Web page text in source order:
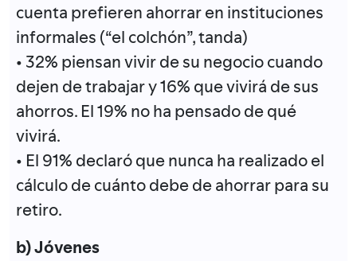
cuenta prefieren ahorrar en instituciones
informales (“el colchón”, tanda)
• 32% piensan vivir de su negocio cuando
dejen de trabajar y 16% que vivirá de sus
ahorros. El 19% no ha pensado de qué
vivirá.
• El 91% declaró que nunca ha realizado el
cálculo de cuánto debe de ahorrar para su
retiro.
b) Jóvenes